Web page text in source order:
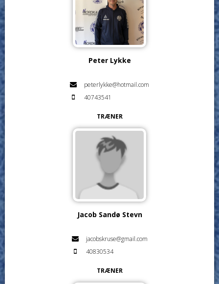
Peter Lykke
peterlykke@hotmail.com
40743541
TRÆNER
Jacob Sandø Stevn
jacobskruse@gmail.com
40830534
TRÆNER